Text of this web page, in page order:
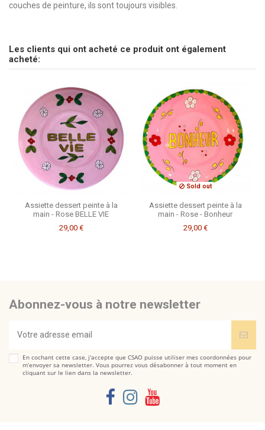
couches de peinture, ils sont toujours visibles.
Dimensions 16 x 12 cm
Peinture
CSAO
Soyez le premier à poser une question sur ce produit !
Les clients qui ont acheté ce produit ont également
acheté:
Assiette dessert peinte à la
main - Rose BELLE VIE
29,00 €
Sold out
Assiette dessert peinte à la
main - Rose - Bonheur
29,00 €
Abonnez-vous à notre newsletter
En cochant cette case, j'accepte que CSAO puisse utiliser mes coordonnées pour
m’envoyer sa newsletter. Vous pourrez vous désabonner à tout moment en
cliquant sur le lien dans la newsletter.